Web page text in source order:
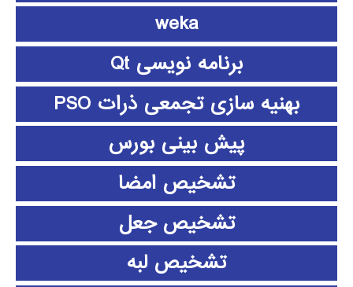
weka
برنامه نویسی Qt
بهنیه سازی تجمعی ذرات PSO
پیش بینی بورس
تشخیص امضا
تشخیص جعل
تشخیص لبه